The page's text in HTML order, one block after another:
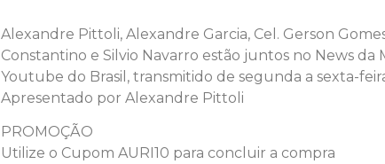
Alexandre Pittoli, Alexandre Garcia, Cel. Gerson
Constantino e Silvio Navarro estão juntos no News
Youtube do Brasil, transmitido de segunda a sexta-
Apresentado por Alexandre Pittoli
PROMOÇÃO
Utilize o Cupom AURI10 para concluir a compra